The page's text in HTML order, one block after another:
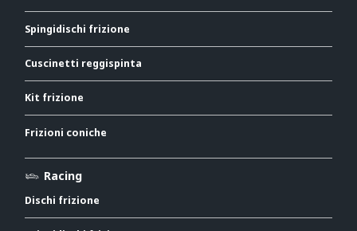
Spingidischi frizione
Cuscinetti reggispinta
Kit frizione
Frizioni coniche
Racing
Dischi frizione